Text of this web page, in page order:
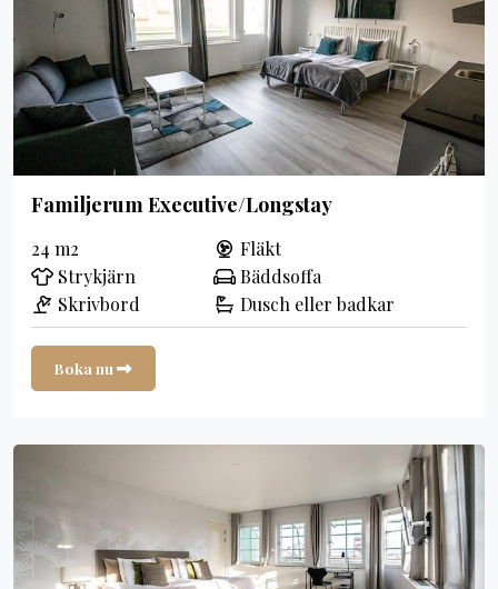
Familjerum Executive/Longstay
24 m2
Fläkt
Strykjärn
Bäddsoffa
Skrivbord
Dusch eller badkar
Boka nu